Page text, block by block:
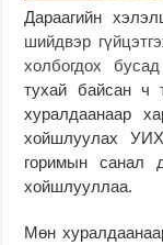
Дараагийн
шийдвэр
холбогдох
тухай байсан ч
хуралдаанаар
хойшлуулах
горимын санал
хойшлууллаа.
Мөн